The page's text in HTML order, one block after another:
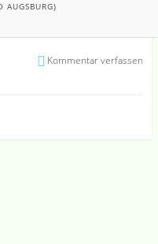
AUGSBURG)
Kommentar verfassen